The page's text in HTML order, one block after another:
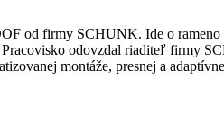
od firmy SCHUNK. Ide o
odovzdal riaditeľ firmy
montáže, presnej a